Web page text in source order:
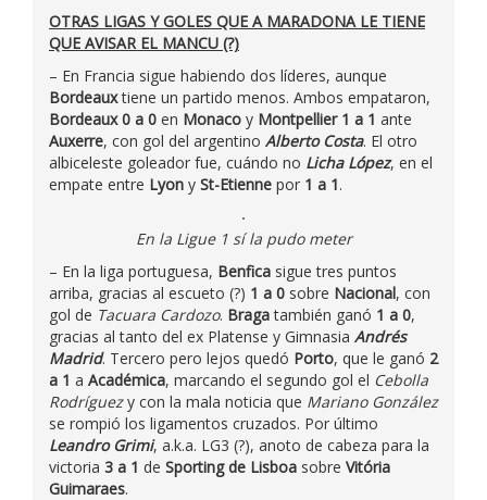
OTRAS LIGAS Y GOLES QUE A MARADONA LE TIENE
QUE AVISAR EL MANCU (?)
– En Francia sigue habiendo dos líderes, aunque
Bordeauxtiene un partido menos. Ambos empataron,
Bordeaux 0 a 0 en Monaco y Montpellier 1 a 1 ante
Auxerre, con gol del argentino Alberto Costa. El otro
albiceleste goleador fue, cuándo no Licha López, en el
empate entre Lyon y St-Etienne por 1 a 1.
En la Ligue 1 sí la pudo meter
– En la liga portuguesa, Benfica sigue tres puntos
arriba, gracias al escueto (?) 1 a 0 sobre Nacional, con
gol de Tacuara Cardozo. Bragatambién ganó 1 a 0,
gracias al tanto del ex Platense y Gimnasia Andrés
Madrid. Tercero pero lejos quedó Porto, que le ganó 2
a 1 a Académica, marcando el segundo gol el Cebolla
Rodríguezy con la mala noticia que Mariano González
se rompió los ligamentos cruzados. Por último
Leandro Grimi, a.k.a. LG3 (?), anoto de cabeza para la
victoria 3 a 1 de Sporting de Lisboa sobre Vitória
Guimaraes.